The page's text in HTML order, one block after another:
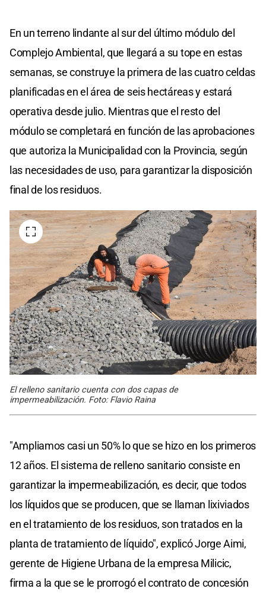
En un terreno lindante al sur del último módulo del
Complejo Ambiental, que llegará a su tope en estas
semanas, se construye la primera de las cuatro celdas
planificadas en el área de seis hectáreas y estará
operativa desde julio. Mientras que el resto del
módulo se completará en función de las aprobaciones
que autoriza la Municipalidad con la Provincia, según
las necesidades de uso, para garantizar la disposición
final de los residuos.
El relleno sanitario cuenta con dos capas de
impermeabilización. Foto: Flavio Raina
"Ampliamos casi un 50% lo que se hizo en los primeros
12 años. El sistema de relleno sanitario consiste en
garantizar la impermeabilización, es decir, que todos
los líquidos que se producen, que se llaman lixiviados
en el tratamiento de los residuos, son tratados en la
planta de tratamiento de líquido", explicó Jorge Aimi,
gerente de Higiene Urbana de la empresa Milicic,
firma a la que se le prorrogó el contrato de concesión